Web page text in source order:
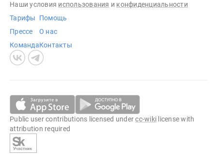
Наши условия использования и конфиденциальности
Тарифы
Прессе
Команда
Помощь
О нас
Контакты
Public user contributions licensed undercc-wiki license with
attribution required